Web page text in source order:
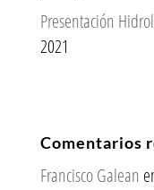
Presentación
2021
Comentarios
Francisco Galean